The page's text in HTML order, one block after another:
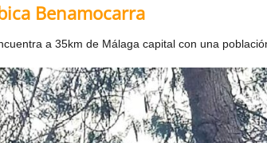
Benamocarra
a 35km de Málaga capital con una